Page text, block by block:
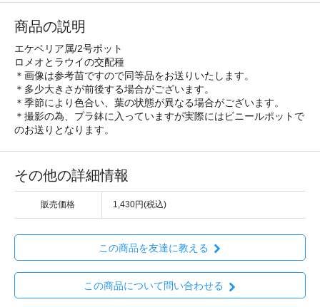
商品の説明
エケベリア属/2号ポット
ロメオとラウイの交配種
＊画像は参考苗ですので同等品をお送りいたします。
＊多少大きさが前後する場合がございます。
＊季節により色合い、葉の状態が異なる場合がございます。
＊撮影の為、プラ鉢に入っていますが実際にはビニールポットで
のお送りとなります。
その他の詳細情報
販売価格 1,430円(税込)
この商品を友達に教える
この商品について問い合わせる